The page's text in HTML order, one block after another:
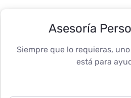
Asesoría
Siempre que lo requieras,
está para